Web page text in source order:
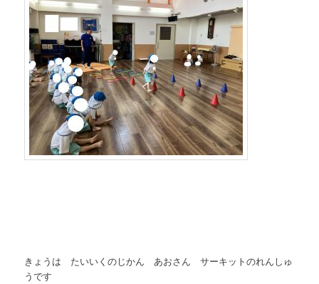
きょうは たいいくのじかん あおさん サーキットのれんしゅ
うです